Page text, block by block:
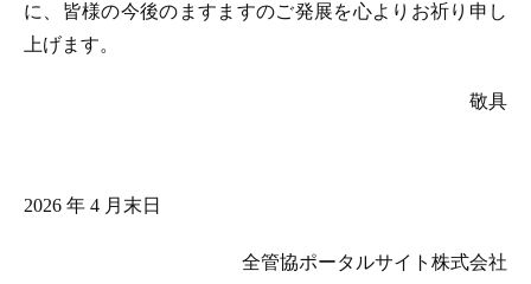
に、皆様の今後のますますのご発展を心よりお祈り申し
上げます。
敬具
2026 年 4 月末日
全管協ポータルサイト株式会社